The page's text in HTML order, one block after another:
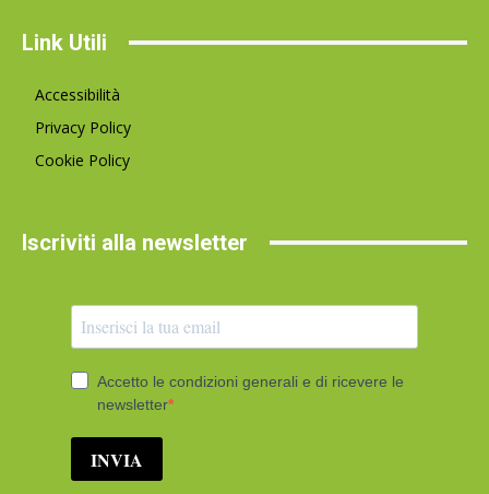
Link Utili
Accessibilità
Privacy Policy
Cookie Policy
Iscriviti alla newsletter